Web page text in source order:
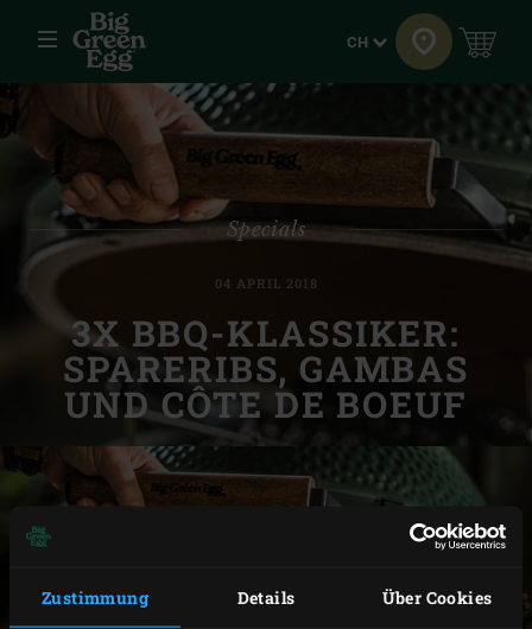
Zustimmung Details Über Cookies
Menü Sprache
CH
Specials
04 APRIL 2018
3X BBQ-KLASSIKER:
SPARERIBS, GAMBAS
UND CÔTE DE BOEUF